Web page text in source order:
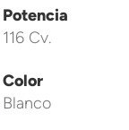
Potencia
116 Cv.
Color
Blanco